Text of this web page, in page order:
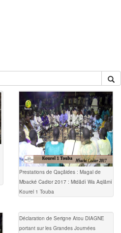
Prestations de Qaçâides : Magal de
Mbacké Cadior 2017 : Midâdî Wa Aqlâmî
Kourel 1 Touba
Déclaration de Serigne Atou DIAGNE
portant sur les Grandes Journées